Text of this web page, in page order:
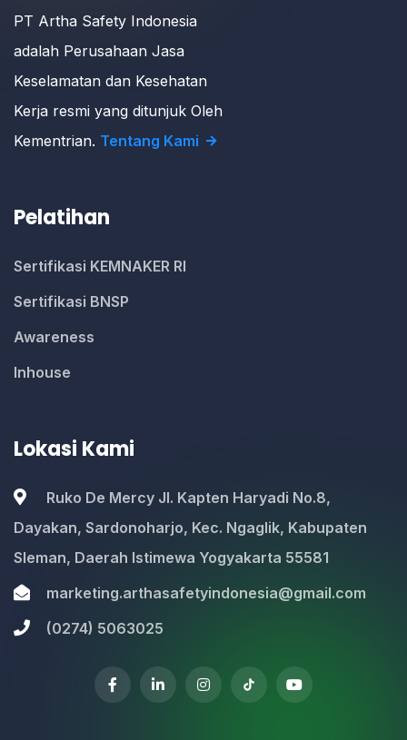
PT Artha Safety Indonesia
adalah Perusahaan Jasa
Keselamatan dan Kesehatan
Kerja resmi yang ditunjuk Oleh
Kementrian. Tentang Kami
Pelatihan
Sertifikasi KEMNAKER RI
Sertifikasi BNSP
Awareness
Inhouse
Lokasi Kami
Ruko De Mercy Jl. Kapten Haryadi No.8,
Dayakan, Sardonoharjo, Kec. Ngaglik, Kabupaten
Sleman, Daerah Istimewa Yogyakarta 55581
marketing.arthasafetyindonesia@gmail.com
(0274) 5063025